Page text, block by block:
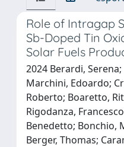
Role of Intragap
Sb-Doped Tin
Solar Fuels
2024 Berardi,
Marchini, Edoardo;
Roberto; Boaretto,
Rigodanza,
Benedetto; Bonchio,
Berger, Thomas;